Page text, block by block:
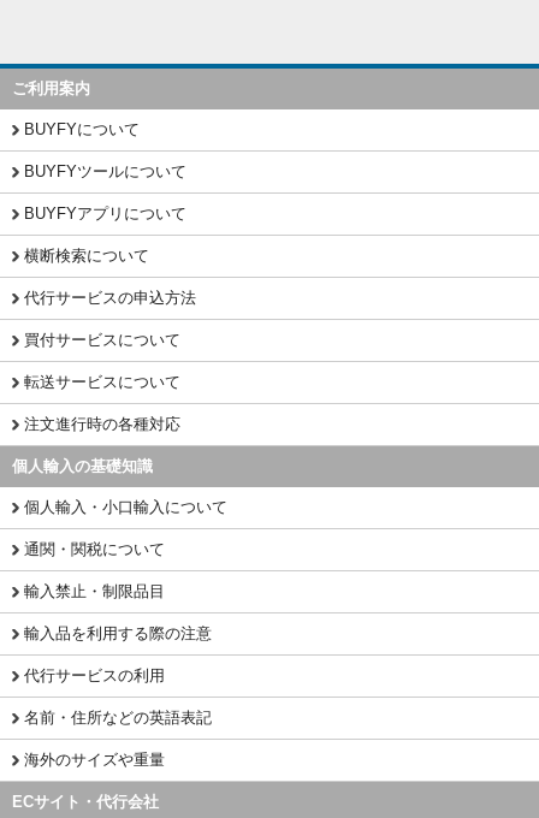
ご利用案内
BUYFYについて
BUYFYツールについて
BUYFYアプリについて
横断検索について
代行サービスの申込方法
買付サービスについて
転送サービスについて
注文進行時の各種対応
個人輸入の基礎知識
個人輸入・小口輸入について
通関・関税について
輸入禁止・制限品目
輸入品を利用する際の注意
代行サービスの利用
名前・住所などの英語表記
海外のサイズや重量
ECサイト・代行会社